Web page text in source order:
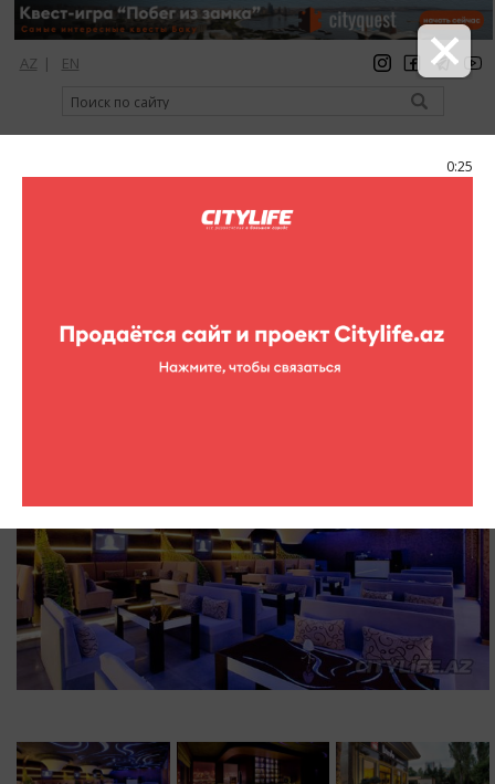
0:25
AZ | EN
регистрация вход Citylife Magazine
lounge
Izmir restaurant & lounge